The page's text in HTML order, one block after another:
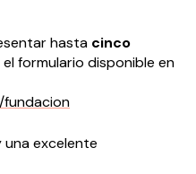
hasta cinco
formulario disponible en
excelente